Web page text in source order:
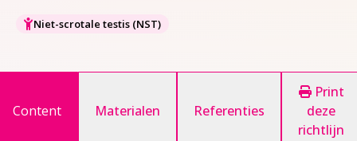
Niet-scrotale testis (NST)
Content Materialen Referenties
Print
deze
richtlijn